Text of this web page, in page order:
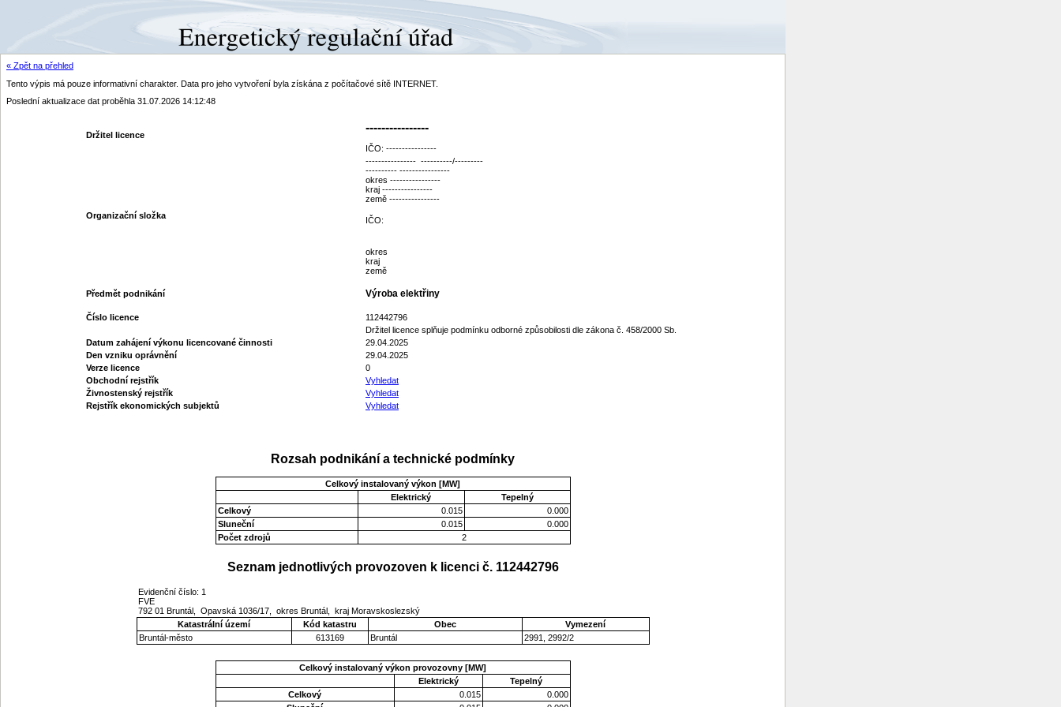
« Zpět na přehled
Tento výpis má pouze informativní charakter. Data pro jeho vytvoření byla získána z počítačové sítě INTERNET.
Poslední aktualizace dat proběhla 31.07.2026 14:12:48
Držitel licence
----------------
IČO: ----------------
---------------- ----------/---------
---------- ----------------
okres ----------------
kraj ----------------
země ----------------
Organizační složka
IČO:
okres
kraj
země
Předmět podnikání Výroba elektřiny
Číslo licence
112442796
Držitel licence splňuje podmínku odborné způsobilosti dle zákona č. 458/2000 Sb.
Datum zahájení výkonu licencované činnosti
29.04.2025
Den vzniku oprávnění
29.04.2025
Verze licence
0
Obchodní rejstřík
Vyhledat
Živnostenský rejstřík
Vyhledat
Rejstřík ekonomických subjektů
Vyhledat
Rozsah podnikání a technické podmínky
Celkový instalovaný výkon [MW]
Elektrický
Tepelný
Celkový
0.015
0.000
Sluneční
0.015
0.000
Počet zdrojů
2
Seznam jednotlivých provozoven k licenci č. 112442796
Evidenční číslo: 1
FVE
792 01 Bruntál, Opavská 1036/17, okres Bruntál, kraj Moravskoslezský
Katastrální území
Kód katastru Obec
Vymezení
Bruntál-město
613169 Bruntál 2991, 2992/2
Celkový instalovaný výkon provozovny [MW]
Elektrický
Tepelný
Celkový
0.015
0.000